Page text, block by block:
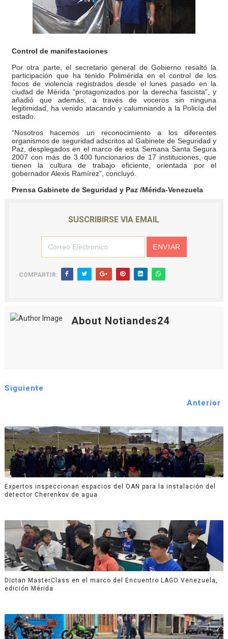
Control de manifestaciones
Por otra parte, el secretario general de Gobierno resaltó la
participación que ha tenido Polimérida en el control de los
focos de violencia registrados desde el lunes pasado en la
ciudad de Mérida “protagonizados por la derecha fascista”, y
añadió que además, a través de voceros sin ninguna
legitimidad, ha venido atacando y calumniando a la Policía del
estado.
“Nosotros hacemos un reconocimiento a los diferentes
organismos de seguridad adscritos al Gabinete de Seguridad y
Paz, desplegados en el marco de esta Semana Santa Segura
2007 con más de 3.400 funcionarios de 17 instituciones, que
tienen la cultura de trabajo eficiente, orientada por el
gobernador Alexis Ramírez”, concluyó.
Prensa Gabinete de Seguridad y Paz /Mérida-Venezuela
SUSCRIBIRSE VIA EMAIL
COMPARTIR:
About Notiandes24
Siguiente
Anterior
Expertos inspeccionan espacios del OAN para la instalación del
detector Cherenkov de agua
Dictan MasterClass en el marco del Encuentro LAGO Venezuela,
edición Mérida